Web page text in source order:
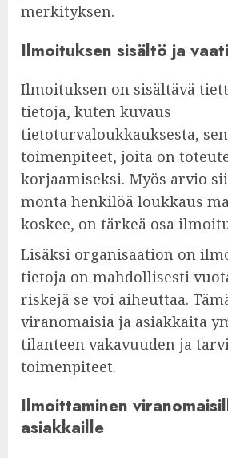
merkityksen.
Ilmoituksen sisältö ja
Ilmoituksen on sisältävä
tietoja, kuten kuvaus
tietoturvaloukkauksesta,
toimenpiteet, joita on
korjaamiseksi. Myös arvio
monta henkilöä loukkaus
koskee, on tärkeä osa
Lisäksi organisaation on
tietoja on mahdollisesti
riskejä se voi aiheuttaa.
viranomaisia ja asiakkaita
tilanteen vakavuuden ja
toimenpiteet.
Ilmoittaminen
asiakkaille